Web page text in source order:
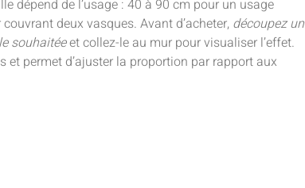
dépend de l’usage : 40 à 90 cm pour un usage
deux vasques. Avant d’acheter, découpez un
souhaitéeet collez-le au mur pour visualiser l’effet.
permet d’ajuster la proportion par rapport aux